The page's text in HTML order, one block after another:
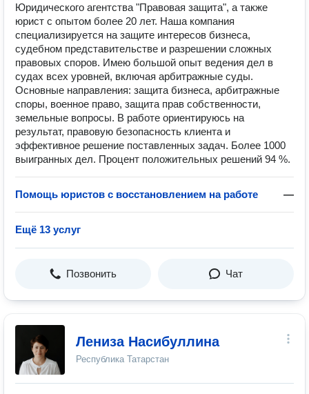
Юридического агентства "Правовая защита", а также
юрист с опытом более 20 лет. Наша компания
специализируется на защите интересов бизнеса,
судебном представительстве и разрешении сложных
правовых споров. Имею большой опыт ведения дел в
судах всех уровней, включая арбитражные суды.
Основные направления: защита бизнеса, арбитражные
споры, военное право, защита прав собственности,
земельные вопросы. В работе ориентируюсь на
результат, правовую безопасность клиента и
эффективное решение поставленных задач. Более 1000
выигранных дел. Процент положительных решений 94 %.
Помощь юристов с восстановлением на работе —
Ещё 13 услуг
Позвонить Чат
Лениза Насибуллина
Республика Татарстан